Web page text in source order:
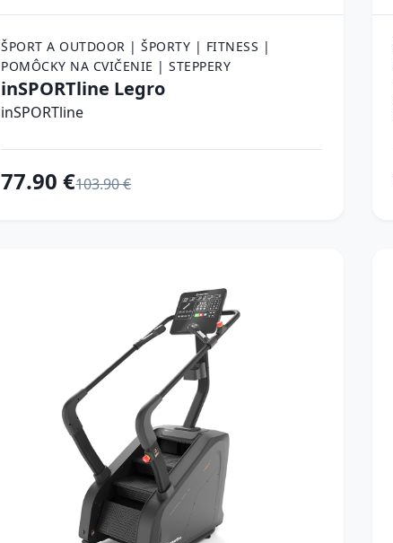
ŠPORT A OUTDOOR | ŠPORTY | FITNESS |
POMÔCKY NA CVIČENIE | STEPPERY
inSPORTline Legro
inSPORTline
77.90 €103.90 €